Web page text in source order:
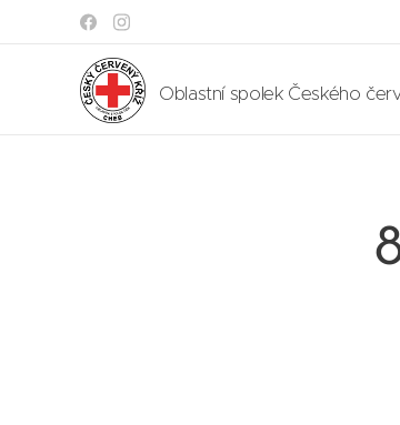
Oblastní spolek Českého